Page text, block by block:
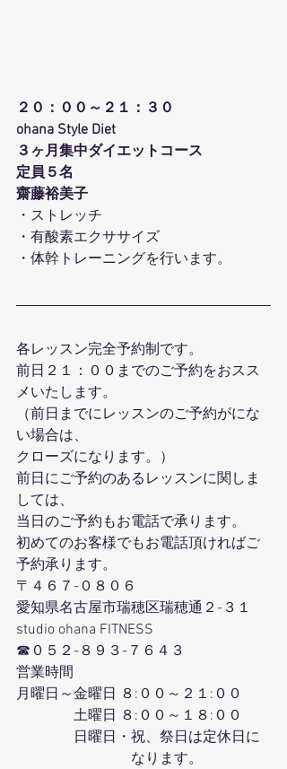
２０：００～２１：３０
ohana Style Diet
３ヶ月集中ダイエットコース
定員５名
齋藤裕美子
・ストレッチ
・有酸素エクササイズ
・体幹トレーニングを行います。
各レッスン完全予約制です。
前日２１：００までのご予約をおスス
メいたします。
（前日までにレッスンのご予約がにな
い場合は、
クローズになります。）
前日にご予約のあるレッスンに関しま
しては、
当日のご予約もお電話で承ります。
初めてのお客様でもお電話頂ければご
予約承ります。
〒４６７-０８０６
愛知県名古屋市瑞穂区瑞穂通２-３１
studio ohana FITNESS
☎０５２-８９３-７６４３
営業時間
月曜日～金曜日 ８:００～２１:００
土曜日 ８:００～１８:００
日曜日・祝、祭日は定休日に
なります。